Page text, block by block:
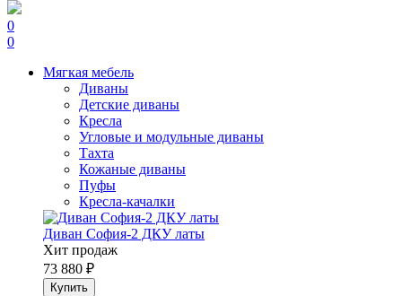
0
0
Мягкая мебель
Диваны
Детские диваны
Кресла
Угловые и модульные диваны
Тахта
Кожаные диваны
Пуфы
Кресла-качалки
Диван София-2 ДКУ латы
Хит продаж
73 880 ₽